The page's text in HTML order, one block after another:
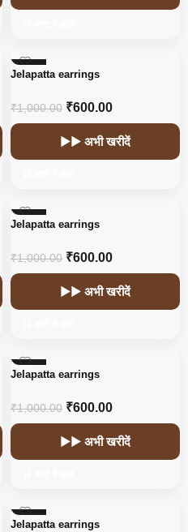
-40%
Jelapatta earrings
₹1,000.00 ₹600.00
▶▶ अभी खरीदें
-40%
Jelapatta earrings
₹1,000.00 ₹600.00
▶▶ अभी खरीदें
-40%
Jelapatta earrings
₹1,000.00 ₹600.00
▶▶ अभी खरीदें
-40%
Jelapatta earrings